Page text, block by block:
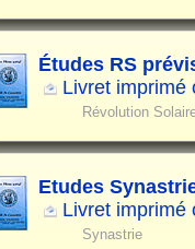
Études RS
Livret imprimé
Révolution
Etudes
Livret imprimé
Synastrie